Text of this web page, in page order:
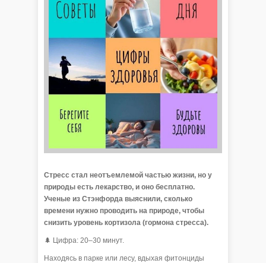
Стресс стал неотъемлемой частью жизни, но у
природы есть лекарство, и оно бесплатно.
Ученые из Стэнфорда выяснили, сколько
времени нужно проводить на природе, чтобы
снизить уровень кортизола (гормона стресса).
🌲 Цифра: 20–30 минут.
Находясь в парке или лесу, вдыхая фитонциды